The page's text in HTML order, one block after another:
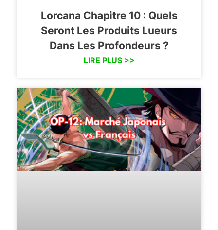
Lorcana Chapitre 10 : Quels
Seront Les Produits Lueurs
Dans Les Profondeurs ?
LIRE PLUS >>